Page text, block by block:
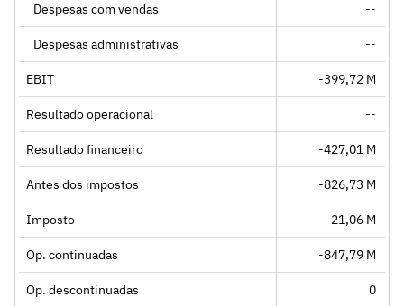
Despesas com vendas --
Despesas administrativas --
EBIT -399,72 M
Resultado operacional --
Resultado financeiro -427,01 M
Antes dos impostos -826,73 M
Imposto -21,06 M
Op. continuadas -847,79 M
Op. descontinuadas 0